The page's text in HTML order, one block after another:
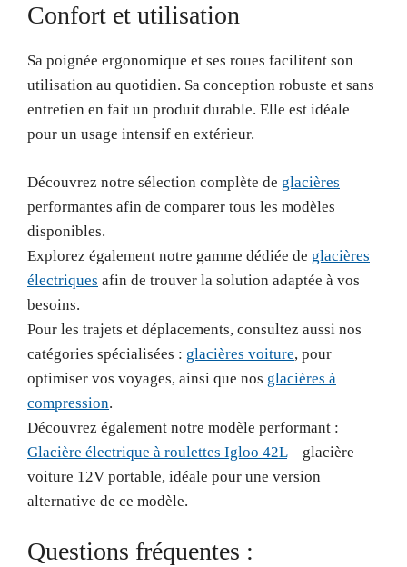
Confort et utilisation
Sa poignée ergonomique et ses roues facilitent son
utilisation au quotidien. Sa conception robuste et sans
entretien en fait un produit durable. Elle est idéale
pour un usage intensif en extérieur.
Découvrez notre sélection complète de glacières
performantes afin de comparer tous les modèles
disponibles.
Explorez également notre gamme dédiée de glacières
électriques afin de trouver la solution adaptée à vos
besoins.
Pour les trajets et déplacements, consultez aussi nos
catégories spécialisées : glacières voiture, pour
optimiser vos voyages, ainsi que nos glacières à
compression.
Découvrez également notre modèle performant :
Glacière électrique à roulettes Igloo 42L– glacière
voiture 12V portable, idéale pour une version
alternative de ce modèle.
Questions fréquentes :